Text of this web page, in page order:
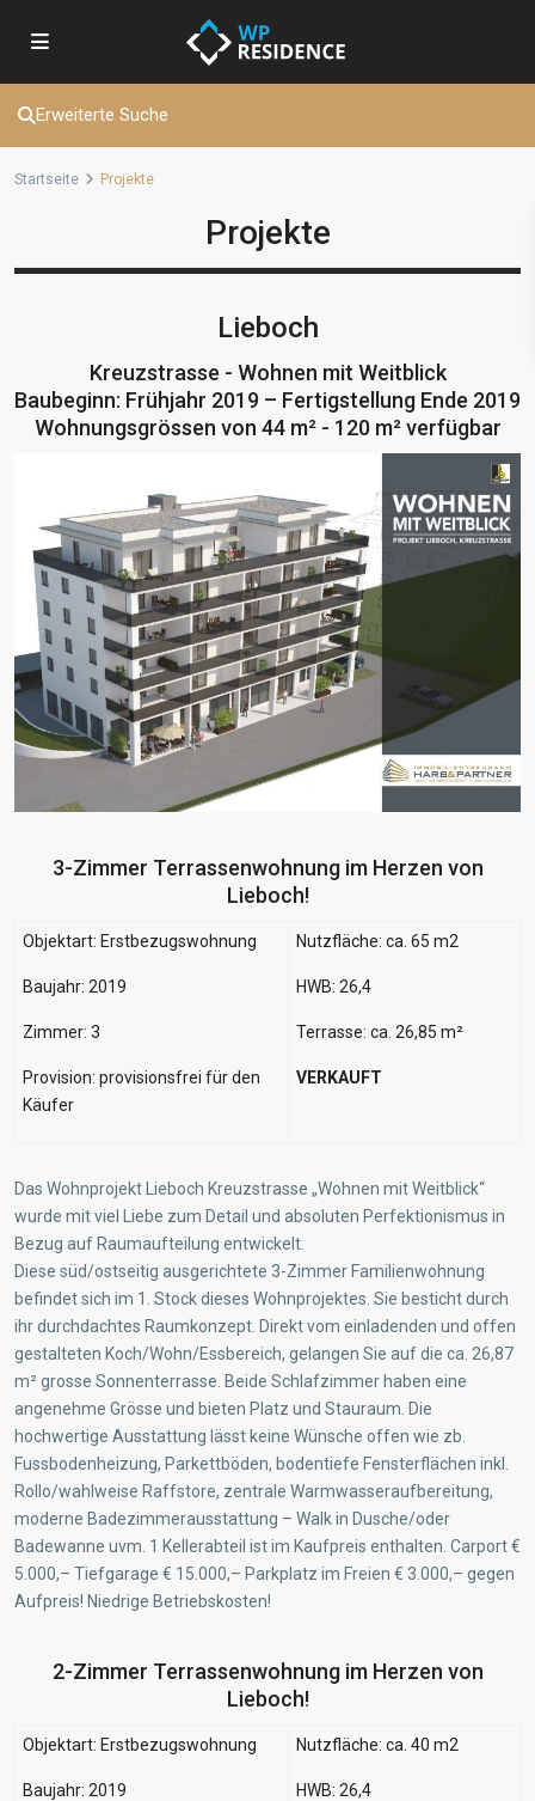
Erweiterte Suche
Startseite Projekte
Projekte
Lieboch
Kreuzstrasse - Wohnen mit Weitblick
Baubeginn: Frühjahr 2019 – Fertigstellung Ende 2019
Wohnungsgrössen von 44 m² - 120 m² verfügbar
3-Zimmer Terrassenwohnung im Herzen von
Lieboch!
Objektart: Erstbezugswohnung
Baujahr: 2019
Zimmer: 3
Provision: provisionsfrei für den
Käufer
Nutzfläche: ca. 65 m2
HWB: 26,4
Terrasse: ca. 26,85 m²
VERKAUFT
Das Wohnprojekt Lieboch Kreuzstrasse „Wohnen mit Weitblick“
wurde mit viel Liebe zum Detail und absoluten Perfektionismus in
Bezug auf Raumaufteilung entwickelt.
Diese süd/ostseitig ausgerichtete 3-Zimmer Familienwohnung
befindet sich im 1. Stock dieses Wohnprojektes. Sie besticht durch
ihr durchdachtes Raumkonzept. Direkt vom einladenden und offen
gestalteten Koch/Wohn/Essbereich, gelangen Sie auf die ca. 26,87
m² grosse Sonnenterrasse. Beide Schlafzimmer haben eine
angenehme Grösse und bieten Platz und Stauraum. Die
hochwertige Ausstattung lässt keine Wünsche offen wie zb.
Fussbodenheizung, Parkettböden, bodentiefe Fensterflächen inkl.
Rollo/wahlweise Raffstore, zentrale Warmwasseraufbereitung,
moderne Badezimmerausstattung – Walk in Dusche/oder
Badewanne uvm. 1 Kellerabteil ist im Kaufpreis enthalten. Carport €
5.000,– Tiefgarage € 15.000,– Parkplatz im Freien € 3.000,– gegen
Aufpreis! Niedrige Betriebskosten!
2-Zimmer Terrassenwohnung im Herzen von
Lieboch!
Objektart: Erstbezugswohnung
Baujahr: 2019
Nutzfläche: ca. 40 m2
HWB: 26,4